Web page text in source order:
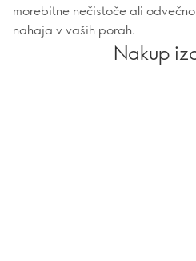
morebitne nečistoče ali
nahaja v vaših porah.
Nakup